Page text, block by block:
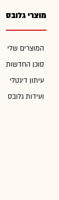
מוצרי גלובס
המוצרים שלי
סוכן החדשות
עיתון דיגטלי
ועידות גלובס